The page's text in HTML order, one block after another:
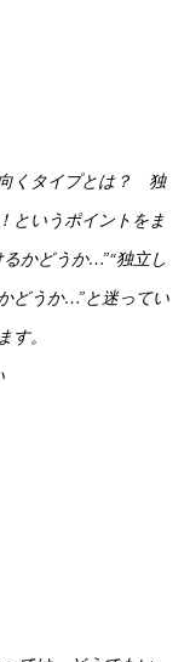
くタイプとは？ 独
というポイントをま
かどうか…”“独立し
どうか…”と迷ってい
。